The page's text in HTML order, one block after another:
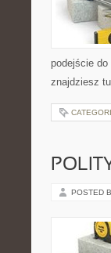
podejście
znajdziesz
POSTED